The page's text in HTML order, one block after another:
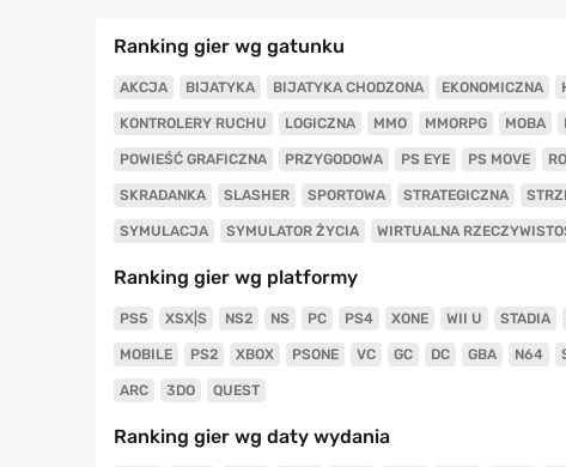
Ranking gier wg gatunku
AKCJA BIJATYKA BIJATYKA CHODZONA EKONOMICZNA
KONTROLERY RUCHU LOGICZNA MMO MMORPG MOBA
POWIEŚĆ GRAFICZNA PRZYGODOWA PS EYE PS MOVE
SKRADANKA SLASHER SPORTOWA STRATEGICZNA
SYMULACJA SYMULATOR ŻYCIA WIRTUALNA
Ranking gier wg platformy
PS5 XSX|S NS2 NS PC PS4 XONE WII U STADIA
MOBILE PS2 XBOX PSONE VC GC DC GBA N64
ARC 3DO QUEST
Ranking gier wg daty wydania